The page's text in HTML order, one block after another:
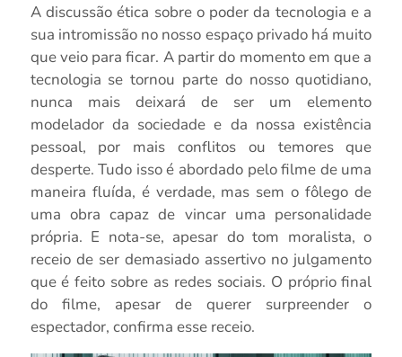
A discussão ética sobre o poder da tecnologia e a
sua intromissão no nosso espaço privado há muito
que veio para ficar. A partir do momento em que a
tecnologia se tornou parte do nosso quotidiano,
nunca mais deixará de ser um elemento
modelador da sociedade e da nossa existência
pessoal, por mais conflitos ou temores que
desperte. Tudo isso é abordado pelo filme de uma
maneira fluída, é verdade, mas sem o fôlego de
uma obra capaz de vincar uma personalidade
própria. E nota-se, apesar do tom moralista, o
receio de ser demasiado assertivo no julgamento
que é feito sobre as redes sociais. O próprio final
do filme, apesar de querer surpreender o
espectador, confirma esse receio.